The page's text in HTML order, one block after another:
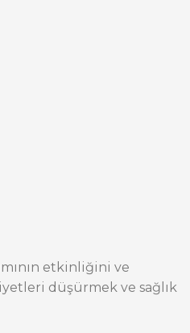
etkinliğini ve
düşürmek ve sağlık